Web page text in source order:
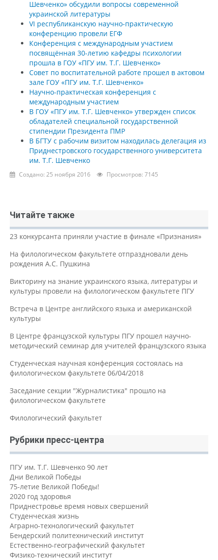
Шевченко» обсудили вопросы современной
украинской литературы
VI республиканскую научно-практическую
конференцию провели ЕГФ
Конференция с международным участием
посвящённая 30-летию кафедры психологии
прошла в ГОУ «ПГУ им. Т.Г. Шевченко»
Совет по воспитательной работе прошел в актовом
зале ГОУ «ПГУ им. Т.Г. Шевченко»
Научно-практическая конференция с
международным участием
В ГОУ «ПГУ им. Т.Г. Шевченко» утвержден список
обладателей специальной государственной
стипендии Президента ПМР
В БГТУ с рабочим визитом находилась делегация из
Приднестровского государственного университета
им. Т.Г. Шевченко
Создано: 25 ноября 2016 Просмотров: 7145
Читайте также
23 конкурсанта приняли участие в финале «Признания»
На филологическом факультете отпраздновали день
рождения А.С. Пушкина
Викторину на знание украинского языка, литературы и
культуры провели на филологическом факультете ПГУ
Встреча в Центре английского языка и американской
культуры
В Центре французской культуры ПГУ прошел научно-
методический семинар для учителей французского языка
Студенческая научная конференция состоялась на
филологическом факультете 06/04/2018
Заседание секции "Журналистика" прошло на
филологическом факультете
Филологический факультет
Рубрики пресс-центра
ПГУ им. Т.Г. Шевченко 90 лет
Дни Великой Победы
75-летие Великой Победы!
2020 год здоровья
Приднестровье время новых свершений
Студенческая жизнь
Аграрно-технологический факультет
Бендерский политехнический институт
Естественно-географический факультет
Физико-технический институт